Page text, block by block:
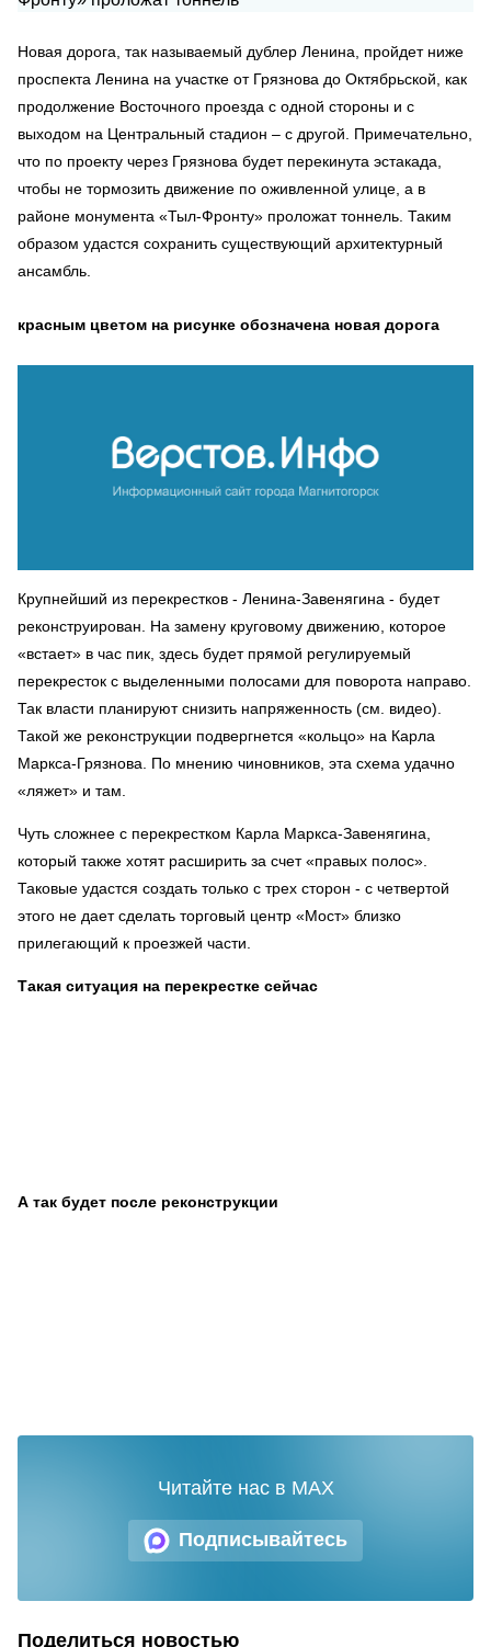
Новая дорога, так называемый дублер Ленина, пройдет ниже
проспекта Ленина на участке от Грязнова до Октябрьской, как
продолжение Восточного проезда с одной стороны и с
выходом на Центральный стадион – с другой. Примечательно,
что по проекту через Грязнова будет перекинута эстакада,
чтобы не тормозить движение по оживленной улице, а в
районе монумента «Тыл-Фронту» проложат тоннель. Таким
образом удастся сохранить существующий архитектурный
ансамбль.
красным цветом на рисунке обозначена новая дорога
Крупнейший из перекрестков - Ленина-Завенягина - будет
реконструирован. На замену круговому движению, которое
«встает» в час пик, здесь будет прямой регулируемый
перекресток с выделенными полосами для поворота направо.
Так власти планируют снизить напряженность (см. видео).
Такой же реконструкции подвергнется «кольцо» на Карла
Маркса-Грязнова. По мнению чиновников, эта схема удачно
«ляжет» и там.
Чуть сложнее с перекрестком Карла Маркса-Завенягина,
который также хотят расширить за счет «правых полос».
Таковые удастся создать только с трех сторон - с четвертой
этого не дает сделать торговый центр «Мост» близко
прилегающий к проезжей части.
Такая ситуация на перекрестке сейчас
А так будет после реконструкции
Подписывайтесь
Читайте нас в MAX
Поделиться новостью